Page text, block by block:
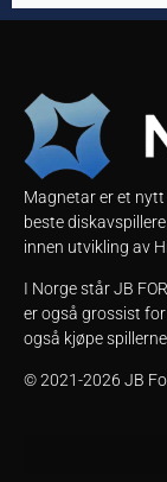
Magnetar er et
beste
innen utvikling av
I Norge står JB
er også grossist
også kjøpe
© 2021-2026 JB